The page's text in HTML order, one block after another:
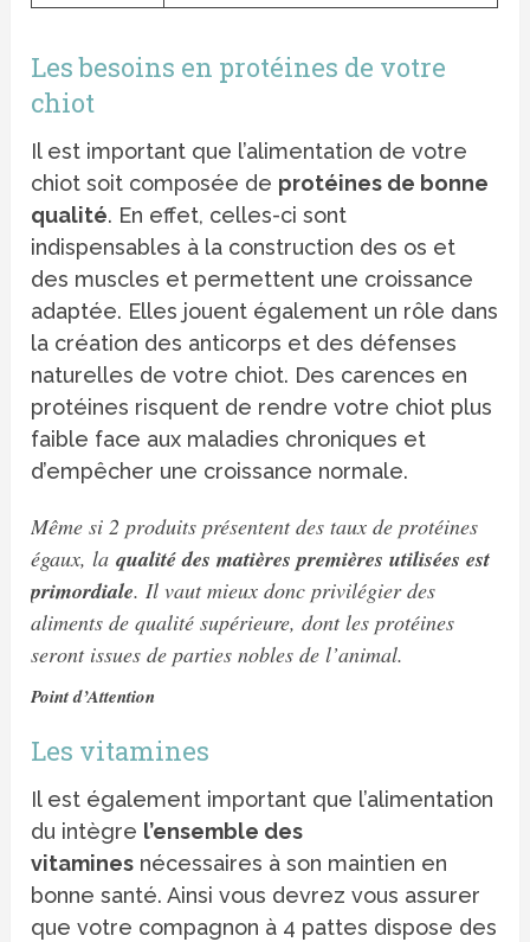
Les besoins en protéines de votre
chiot
Il est important que l’alimentation de votre
chiot soit composée de protéines de bonne
qualité. En effet, celles-ci sont
indispensables à la construction des os et
des muscles et permettent une croissance
adaptée. Elles jouent également un rôle dans
la création des anticorps et des défenses
naturelles de votre chiot. Des carences en
protéines risquent de rendre votre chiot plus
faible face aux maladies chroniques et
d’empêcher une croissance normale.
Même si 2 produits présentent des taux de protéines
égaux, laqualité des matières premières utilisées est
primordiale. Il vaut mieux donc privilégier des
aliments de qualité supérieure, dont les protéines
seront issues de parties nobles de l’animal.
Point d’Attention
Les vitamines
Il est également important que l’alimentation
du intègre l’ensemble des
vitamines nécessaires à son maintien en
bonne santé. Ainsi vous devrez vous assurer
que votre compagnon à 4 pattes dispose des